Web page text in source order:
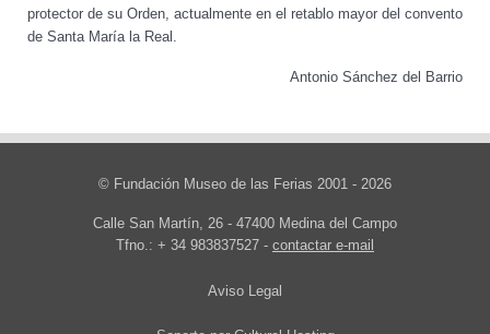
protector de su Orden, actualmente en el retablo mayor del convento
de Santa María la Real.
Antonio Sánchez del Barrio
© Fundación Museo de las Ferias 2001 - 2026
Calle San Martín, 26 - 47400 Medina del Campo
Tfno.: + 34 983837527 - contactar e-mail
Aviso Legal